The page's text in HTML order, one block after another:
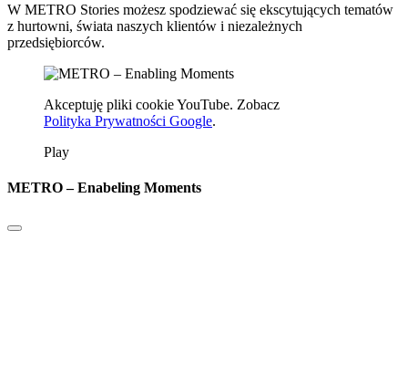
W METRO Stories możesz spodziewać się ekscytujących tematów
z hurtowni, świata naszych klientów i niezależnych
przedsiębiorców.
Akceptuję pliki cookie YouTube. Zobacz
Polityka Prywatności Google.
Play
METRO – Enabeling Moments